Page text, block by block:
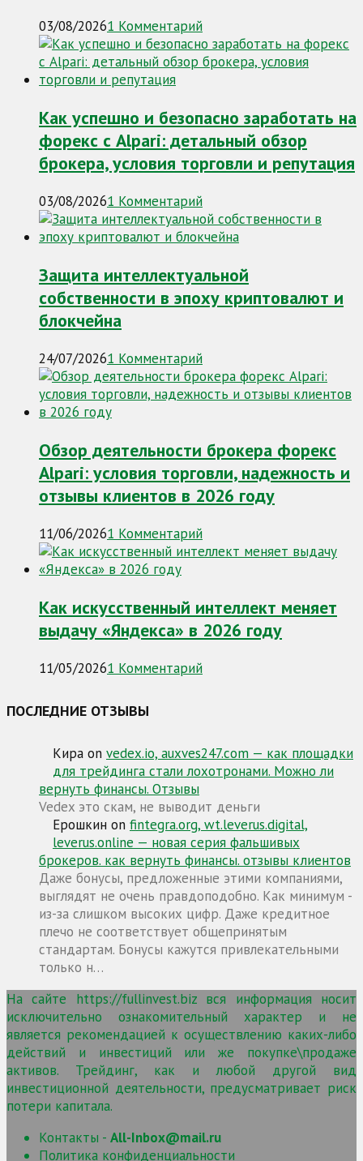
03/08/20261 Комментарий
Как успешно и безопасно заработать на
форекс с Alpari: детальный обзор
брокера, условия торговли и репутация
03/08/20261 Комментарий
Защита интеллектуальной
собственности в эпоху криптовалют и
блокчейна
24/07/20261 Комментарий
Обзор деятельности брокера форекс
Alpari: условия торговли, надежность и
отзывы клиентов в 2026 году
11/06/20261 Комментарий
Как искусственный интеллект меняет
выдачу «Яндекса» в 2026 году
11/05/20261 Комментарий
ПОСЛЕДНИЕ ОТЗЫВЫ
Кира on vedex.io, auxves247.com — как площадки
для трейдинга стали лохотронами. Можно ли
вернуть финансы. Отзывы
Vedex это скам, не выводит деньги
Ерошкин on fintegra.org, wt.leverus.digital,
leverus.online — новая серия фальшивых
брокеров. как вернуть финансы. отзывы клиентов
Даже бонусы, предложенные этими компаниями,
выглядят не очень правдоподобно. Как минимум -
из-за слишком высоких цифр. Даже кредитное
плечо не соответствует общепринятым
стандартам. Бонусы кажутся привлекательными
только н…
На сайте https://fullinvest.biz вся информация носит
исключительно ознакомительный характер и не
является рекомендацией к осуществлению каких-либо
действий и инвестиций или же покупке\продаже
активов. Трейдинг, как и любой другой вид
инвестиционной деятельности, предусматривает риск
потери капитала.
Контакты - All-Inbox@mail.ru
Политика конфиденциальности